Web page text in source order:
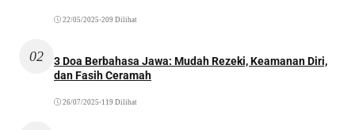
22/05/2025 •209 Dilihat
02
3 Doa Berbahasa Jawa: Mudah Rezeki, Keamanan Diri,
dan Fasih Ceramah
26/07/2025 •119 Dilihat